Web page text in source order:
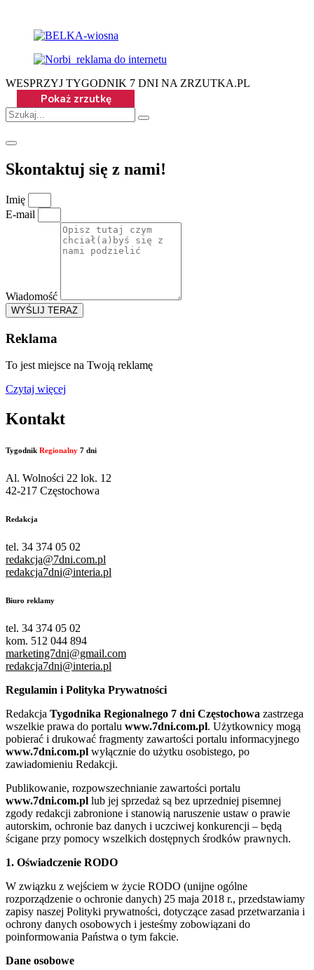
WESPRZYJ TYGODNIK 7 DNI NA ZRZUTKA.PL
Skontaktuj się z nami!
Imię
E-mail
Wiadomość
WYŚLIJ TERAZ
Reklama
To jest miejsce na Twoją reklamę
Czytaj więcej
Kontakt
Tygodnik Regionalny 7 dni
Al. Wolności 22 lok. 12
42-217 Częstochowa
Redakcja
tel. 34 374 05 02
redakcja@7dni.com.pl
redakcja7dni@interia.pl
Biuro reklamy
tel. 34 374 05 02
kom. 512 044 894
marketing7dni@gmail.com
redakcja7dni@interia.pl
Regulamin i Polityka Prywatności
Redakcja Tygodnika Regionalnego 7 dni Częstochowa zastrzega
wszelkie prawa do portalu www.7dni.com.pl. Użytkownicy mogą
pobierać i drukować fragmenty zawartości portalu informacyjnego
www.7dni.com.pl wyłącznie do użytku osobistego, po
zawiadomieniu Redakcji.
Publikowanie, rozpowszechnianie zawartości portalu
www.7dni.com.pl lub jej sprzedaż są bez uprzedniej pisemnej
zgody redakcji zabronione i stanowią naruszenie ustaw o prawie
autorskim, ochronie baz danych i uczciwej konkurencji – będą
ścigane przy pomocy wszelkich dostępnych środków prawnych.
1. Oświadczenie RODO
W związku z wejściem w życie RODO (unijne ogólne
rozporządzenie o ochronie danych) 25 maja 2018 r., przedstawiamy
zapisy naszej Polityki prywatności, dotyczące zasad przetwarzania i
ochrony danych osobowych i jesteśmy zobowiązani do
poinformowania Państwa o tym fakcie.
Dane osobowe